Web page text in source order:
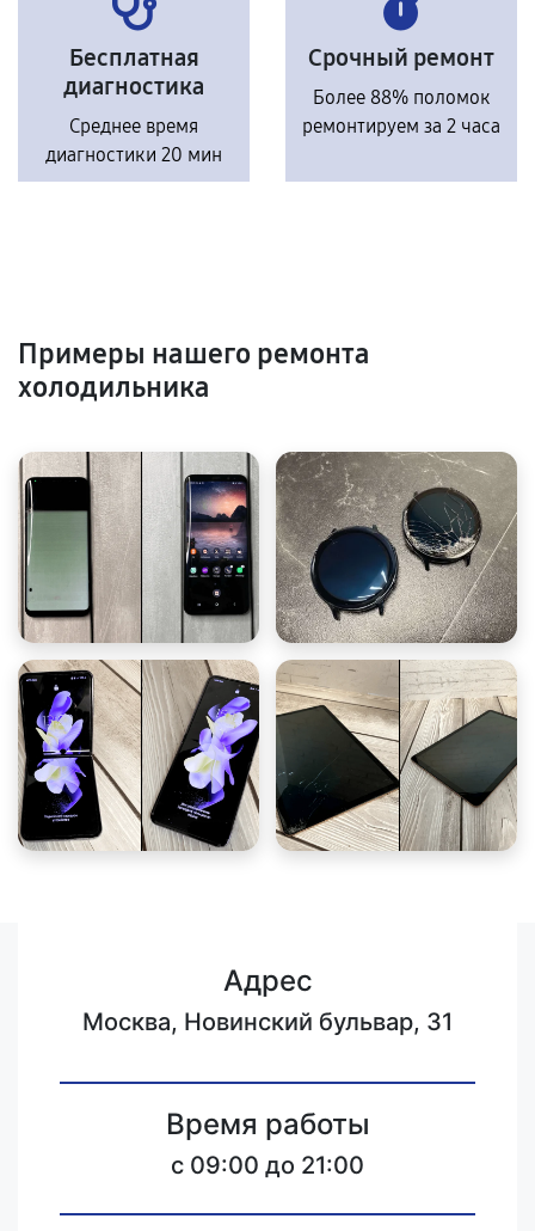
Бесплатная
диагностика
Среднее время
диагностики 20 мин
Срочный ремонт
Более 88% поломок
ремонтируем за 2 часа
Примеры нашего ремонта
холодильника
Адрес
Москва, Новинский бульвар, 31
Время работы
c 09:00 до 21:00